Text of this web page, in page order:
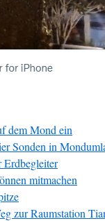
dem Mond ein
Sonden in
Erdbegleiter
mitmachen
zur Raumstation